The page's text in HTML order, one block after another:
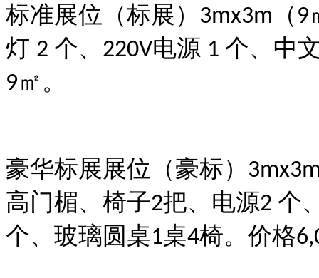
标准展位（标展） 3mx3m （ 9
灯 2 个、 220V电源 1 个、中
9㎡ 。
豪华标展展位（豪标）
高门楣、椅子2把、电源2 个
个、玻璃圆桌1桌4椅。价格